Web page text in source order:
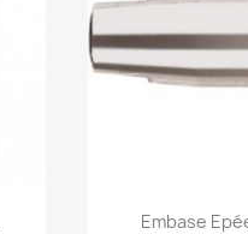

Embase